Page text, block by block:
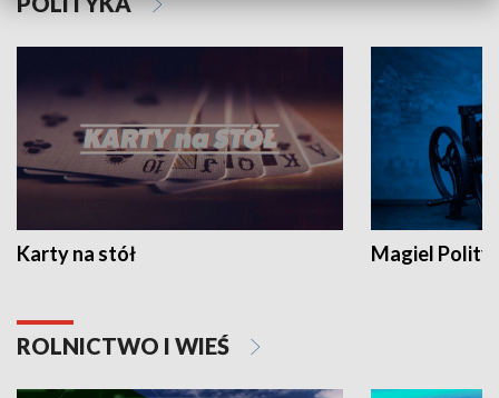
Karty na stół Magiel
ROLNICTWO I WIEŚ